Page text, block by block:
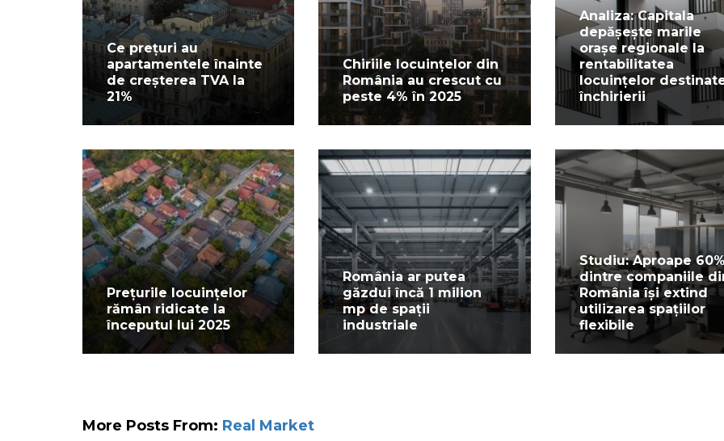
Ce prețuri au
apartamentele înainte
de creșterea TVA la
21%
Chiriile locuințelor din
România au crescut cu
peste 4% în 2025
Analiza: Capitala
depășește marile
orașe regionale la
rentabilitatea
locuințelor
închirierii
Prețurile locuințelor
rămân ridicate la
începutul lui 2025
România ar putea
găzdui încă 1 milion
mp de spații
industriale
Studiu: Aproape
dintre companiile
România își extind
utilizarea spațiilor
flexibile
More Posts From: Real Market